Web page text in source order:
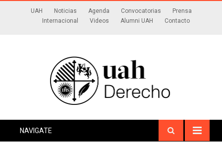
UAH Noticias Agenda Convocatorias
Prensa
Internacional
Videos Alumni UAH Contacto
NAVIGATE